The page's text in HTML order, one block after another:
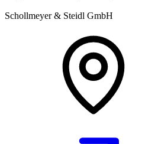
Schollmeyer & Steidl GmbH